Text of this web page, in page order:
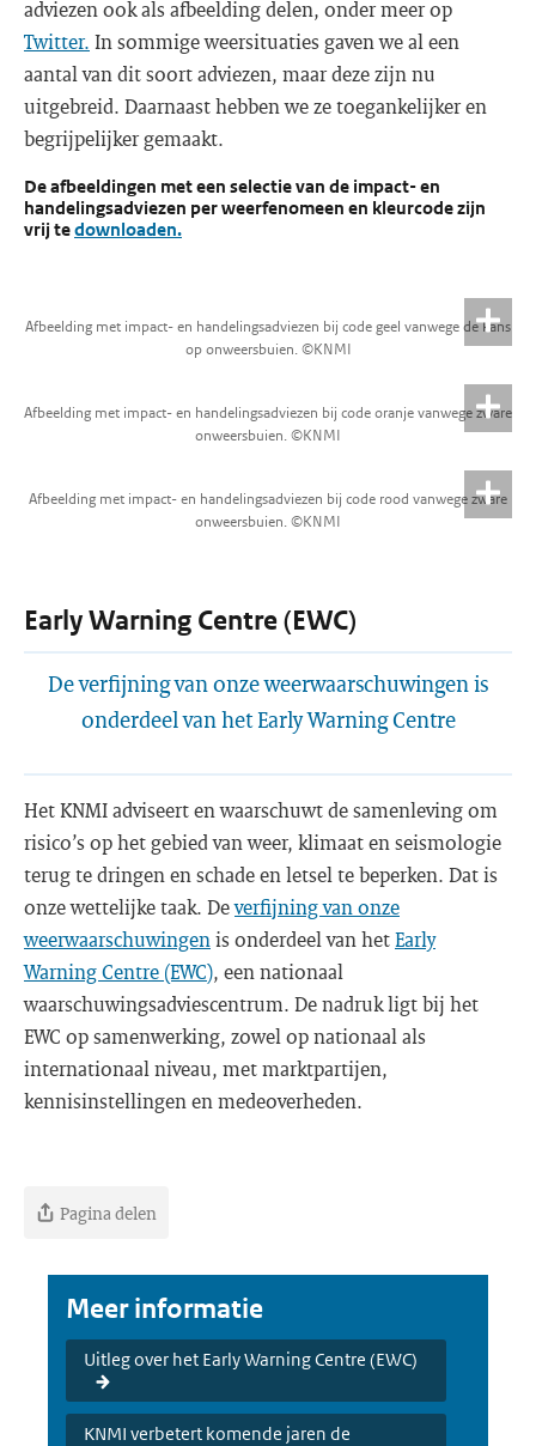
adviezen ook als afbeelding delen, onder meer op
Twitter. In sommige weersituaties gaven we al een
aantal van dit soort adviezen, maar deze zijn nu
uitgebreid. Daarnaast hebben we ze toegankelijker en
begrijpelijker gemaakt.
De afbeeldingen met een selectie van de impact- en
handelingsadviezen per weerfenomeen en kleurcode zijn
vrij tedownloaden.
Afbeelding met impact- en handelingsadviezen bij code geel vanwege de kans
op onweersbuien. ©KNMI
Afbeelding met impact- en handelingsadviezen bij code oranje vanwege zware
onweersbuien. ©KNMI
Afbeelding met impact- en handelingsadviezen bij code rood vanwege zware
onweersbuien. ©KNMI
Early Warning Centre (EWC)
De verfijning van onze weerwaarschuwingen is
onderdeel van het Early Warning Centre
Het KNMI adviseert en waarschuwt de samenleving om
risico’s op het gebied van weer, klimaat en seismologie
terug te dringen en schade en letsel te beperken. Dat is
onze wettelijke taak. Deverfijning van onze
weerwaarschuwingen is onderdeel van hetEarly
Warning Centre (EWC), een nationaal
waarschuwingsadviescentrum. De nadruk ligt bij het
EWC op samenwerking, zowel op nationaal als
internationaal niveau, met marktpartijen,
kennisinstellingen en medeoverheden.
Pagina delen
Meer informatie
Uitleg over het Early Warning Centre (EWC)
KNMI verbetert komende jaren de